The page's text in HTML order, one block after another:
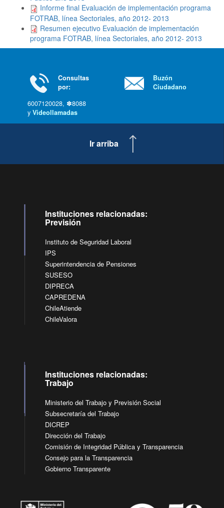
Informe final Evaluación de implementación programa
FOTRAB, línea Sectoriales, año 2012- 2013
Resumen ejecutivo Evaluación de implementación
programa FOTRAB, línea Sectoriales, año 2012- 2013
Consultas
por:
6007120028, ✽8088
y Videollamadas
Buzón
Ciudadano
Ir arriba
Instituciones relacionadas:
Previsión
Instituto de Seguridad Laboral
IPS
Superintendencia de Pensiones
SUSESO
DIPRECA
CAPREDENA
ChileAtiende
ChileValora
Instituciones relacionadas:
Trabajo
Ministerio del Trabajo y Previsión Social
Subsecretaría del Trabajo
DICREP
Dirección del Trabajo
Comisión de Integridad Pública y Transparencia
Consejo para la Transparencia
Gobierno Transparente